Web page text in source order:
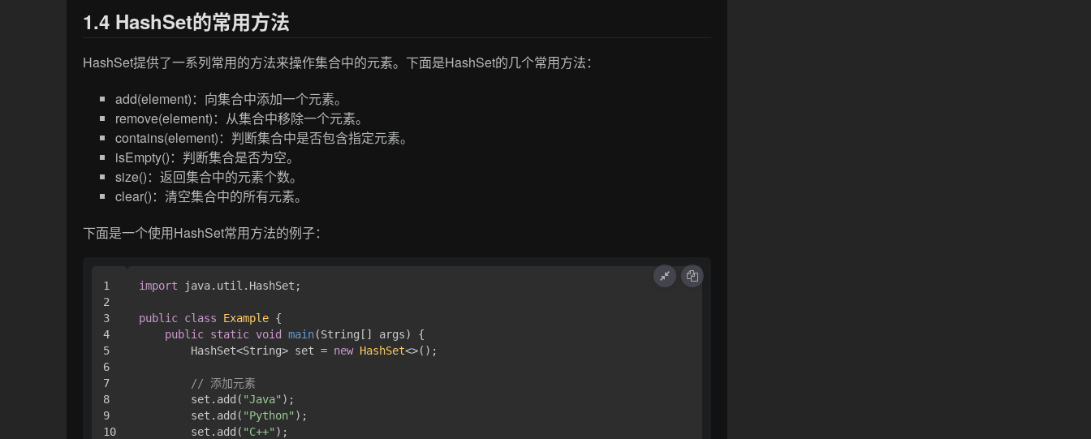
1.4 HashSet的常用方法
HashSet提供了一系列常用的方法来操作集合中的元素。下面是HashSet的几个常用方法：
add(element)：向集合中添加一个元素。
remove(element)：从集合中移除一个元素。
contains(element)：判断集合中是否包含指定元素。
isEmpty()：判断集合是否为空。
size()：返回集合中的元素个数。
clear()：清空集合中的所有元素。
下面是一个使用HashSet常用方法的例子：
1
2
3
4
5
6
7
8
9
10
import java.util.HashSet;
public class Example {
public static void main(String[] args)
{
        HashSet<String> set =
new HashSet<>();
// 添加元素
        set.add(
"Java" );
        set.add(
"Python" );
        set.add(
"C++" );